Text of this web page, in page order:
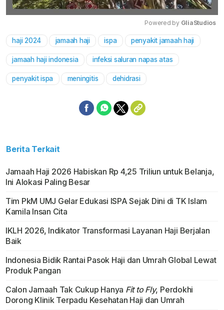
Mute
Powered by GliaStudios
haji 2024 jamaah haji ispa penyakit jamaah haji
jamaah haji indonesia infeksi saluran napas atas
penyakit ispa meningitis dehidrasi
Berita Terkait
Jamaah Haji 2026 Habiskan Rp 4,25 Triliun untuk Belanja,
Ini Alokasi Paling Besar
Tim PkM UMJ Gelar Edukasi ISPA Sejak Dini di TK Islam
Kamila Insan Cita
IKLH 2026, Indikator Transformasi Layanan Haji Berjalan
Baik
Indonesia Bidik Rantai Pasok Haji dan Umrah Global Lewat
Produk Pangan
Calon Jamaah Tak Cukup Hanya Fit to Fly, Perdokhi
Dorong Klinik Terpadu Kesehatan Haji dan Umrah